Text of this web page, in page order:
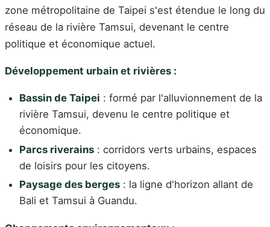
zone métropolitaine de Taipei s'est étendue le long du
réseau de la rivière Tamsui, devenant le centre
politique et économique actuel.
Développement urbain et rivières :
Bassin de Taipei : formé par l'alluvionnement de la
rivière Tamsui, devenu le centre politique et
économique.
Parcs riverains : corridors verts urbains, espaces
de loisirs pour les citoyens.
Paysage des berges : la ligne d'horizon allant de
Bali et Tamsui à Guandu.